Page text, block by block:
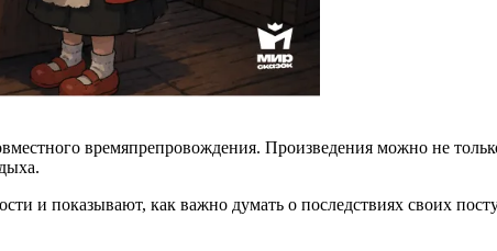
времяпрепровождения. Произведения можно не
и показывают, как важно думать о последствиях своих